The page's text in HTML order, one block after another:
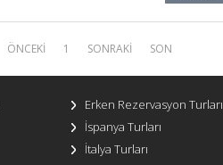
ÖNCEKİ 1 SONRAKİ SON
Erken Rezervasyon Turları
İspanya Turları
İtalya Turları